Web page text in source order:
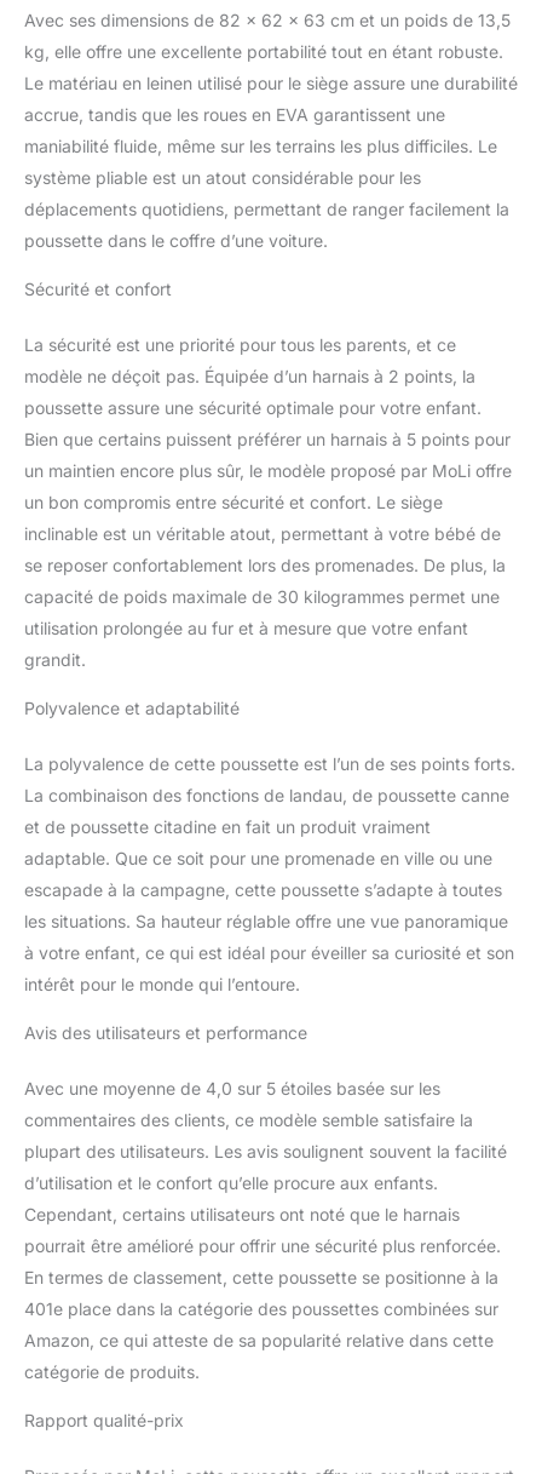
vertébrale de votre bébé.
En outre, le cadre en
aluminium 3D peut
donner une grande
stabilité à la poussette.
En outre, les
roues peuvent aider la
poussette à se stabiliser
vers l'avant. 【Six
matelas d'été,
moustiquaire, porte -
gobelet et bracelet.
【Double Quilting】
Double quilting,
respirant, absorbant la
sueur, doux et anti -
Remise Réglable Multi -
Angle, Double Mode de
Poussée】 la poussette a
un mode de glissement
vers l'arrière pour donner
à votre bébé une bonne
vision du monde et vous
pouvez toujours vérifier
poussette est conçue
avec un hangar réglable
Multi - angle, capable de
faire face à une variété
Avec ses dimensions de 82 x 62 x 63 cm et un poids de 13,5
kg, elle offre une excellente portabilité tout en étant robuste.
Le matériau en leinen utilisé pour le siège assure une durabilité
accrue, tandis que les roues en EVA garantissent une
maniabilité fluide, même sur les terrains les plus difficiles. Le
système pliable est un atout considérable pour les
déplacements quotidiens, permettant de ranger facilement la
poussette dans le coffre d’une voiture.
Sécurité et confort
La sécurité est une priorité pour tous les parents, et ce
modèle ne déçoit pas. Équipée d’un harnais à 2 points, la
poussette assure une sécurité optimale pour votre enfant.
Bien que certains puissent préférer un harnais à 5 points pour
un maintien encore plus sûr, le modèle proposé par MoLi offre
un bon compromis entre sécurité et confort. Le siège
inclinable est un véritable atout, permettant à votre bébé de
se reposer confortablement lors des promenades. De plus, la
capacité de poids maximale de 30 kilogrammes permet une
utilisation prolongée au fur et à mesure que votre enfant
grandit.
Polyvalence et adaptabilité
La polyvalence de cette poussette est l’un de ses points forts.
La combinaison des fonctions de landau, de poussette canne
et de poussette citadine en fait un produit vraiment
adaptable. Que ce soit pour une promenade en ville ou une
escapade à la campagne, cette poussette s’adapte à toutes
les situations. Sa hauteur réglable offre une vue panoramique
à votre enfant, ce qui est idéal pour éveiller sa curiosité et son
intérêt pour le monde qui l’entoure.
Avis des utilisateurs et performance
Avec une moyenne de 4,0 sur 5 étoiles basée sur les
commentaires des clients, ce modèle semble satisfaire la
plupart des utilisateurs. Les avis soulignent souvent la facilité
d’utilisation et le confort qu’elle procure aux enfants.
Cependant, certains utilisateurs ont noté que le harnais
pourrait être amélioré pour offrir une sécurité plus renforcée.
En termes de classement, cette poussette se positionne à la
401e place dans la catégorie des poussettes combinées sur
Amazon, ce qui atteste de sa popularité relative dans cette
catégorie de produits.
Rapport qualité-prix